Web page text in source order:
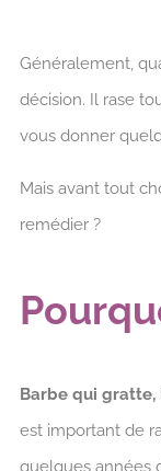
Généralement,
décision. Il rase
vous donner
Mais avant tout
remédier ?
Barbe qui
est important de
quelques années